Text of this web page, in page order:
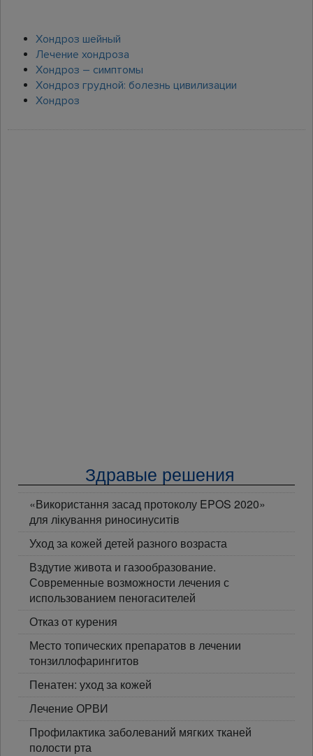
Хондроз шейный
Лечение хондроза
Хондроз – симптомы
Хондроз грудной: болезнь цивилизации
Хондроз
Здравые решения
«Використання засад протоколу EPOS 2020»
для лікування риносинуситів
Уход за кожей детей разного возраста
Вздутие живота и газообразование.
Современные возможности лечения с
использованием пеногасителей
Отказ от курения
Место топических препаратов в лечении
тонзиллофарингитов
Пенатен: уход за кожей
Лечение ОРВИ
Профилактика заболеваний мягких тканей
полости рта